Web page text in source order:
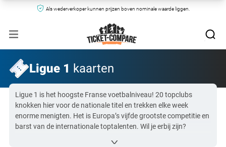
Als wederverkoper kunnen prijzen boven nominale waarde liggen.
Ligue 1 kaarten
Ligue 1 is het hoogste Franse voetbalniveau! 20 topclubs
knokken hier voor de nationale titel en trekken elke week
enorme menigten. Het is Europa’s vijfde grootste competitie en
barst van de internationale toptalenten. Wil je erbij zijn?